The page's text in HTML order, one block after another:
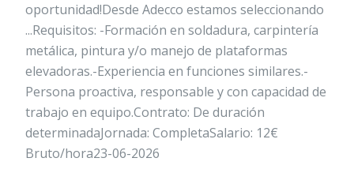
oportunidad!Desde Adecco estamos seleccionando
...Requisitos: -Formación en soldadura, carpintería
metálica, pintura y/o manejo de plataformas
elevadoras.-Experiencia en funciones similares.-
Persona proactiva, responsable y con capacidad de
trabajo en equipo.Contrato: De duración
determinadaJornada: CompletaSalario: 12€
Bruto/hora23-06-2026